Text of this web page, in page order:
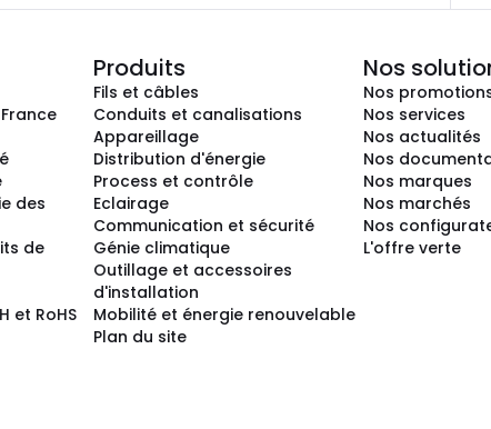
des
de
et RoHS
Produits
Fils et câbles
Conduits et canalisations
Appareillage
Distribution d'énergie
Process et contrôle
Eclairage
Communication et sécurité
Génie climatique
Outillage et accessoires
d'installation
Mobilité et énergie renouvelable
Plan du site
Nos
Nos
Nos services
Nos actualités
Nos
Nos marques
Nos marchés
Nos
L'offre verte